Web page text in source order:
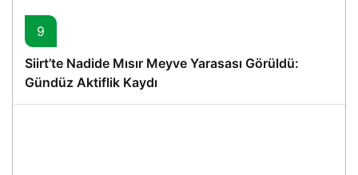
9
Siirt’te Nadide Mısır Meyve Yarasası Görüldü:
Gündüz Aktiflik Kaydı